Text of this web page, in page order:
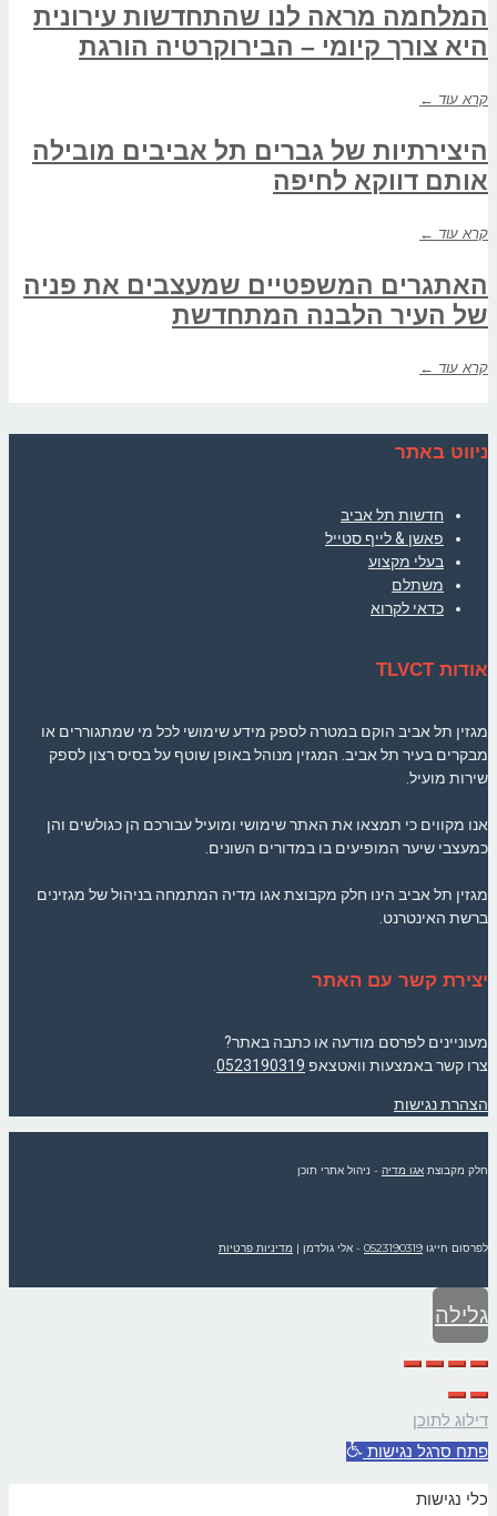
המלחמה מראה לנו שהתחדשות עירונית
היא צורך קיומי – הבירוקרטיה הורגת
קרא עוד ←
היצירתיות של גברים תל אביבים מובילה
אותם דווקא לחיפה
קרא עוד ←
האתגרים המשפטיים שמעצבים את פניה
של העיר הלבנה המתחדשת
קרא עוד ←
ניווט באתר
חדשות תל אביב
פאשן & לייף סטייל
בעלי מקצוע
משתלם
כדאי לקרוא
אודות TLVCT
מגזין תל אביב הוקם במטרה לספק מידע שימושי לכל מי שמתגוררים או
מבקרים בעיר תל אביב. המגזין מנוהל באופן שוטף על בסיס רצון לספק
שירות מועיל.
אנו מקווים כי תמצאו את האתר שימושי ומועיל עבורכם הן כגולשים והן
כמעצבי שיער המופיעים בו במדורים השונים.
מגזין תל אביב הינו חלק מקבוצת אגו מדיה המתמחה בניהול של מגזינים
ברשת האינטרנט.
יצירת קשר עם האתר
מעוניינים לפרסם מודעה או כתבה באתר?
צרו קשר באמצעות וואטצאפ 0523190319
הצהרת נגישות
חלק מקבוצת אגו מדיה - ניהול אתרי תוכן
לפרסום חייגו 0523190319 - אלי גולדמן | מדיניות פרטיות
גלילה
לראש
העמוד
דילוג לתוכן
פתח סרגל נגישות
כלי נגישות